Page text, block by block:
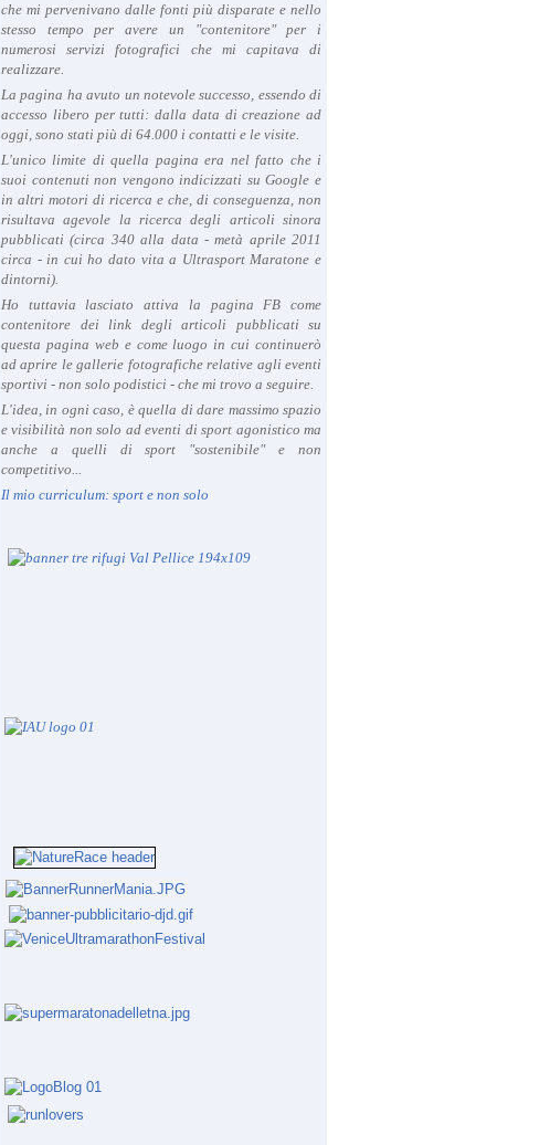
che mi pervenivano dalle fonti più disparate e nello
stesso tempo per avere un "contenitore" per i
numerosi servizi fotografici che mi capitava di
realizzare.
La pagina ha avuto un notevole successo, essendo di
accesso libero per tutti: dalla data di creazione ad
oggi, sono stati più di 64.000 i contatti e le visite.
L'unico limite di quella pagina era nel fatto che i
suoi contenuti non vengono indicizzati su Google e
in altri motori di ricerca e che, di conseguenza, non
risultava agevole la ricerca degli articoli sinora
pubblicati (circa 340 alla data - metà aprile 2011
circa - in cui ho dato vita a Ultrasport Maratone e
dintorni).
Ho tuttavia lasciato attiva la pagina FB come
contenitore dei link degli articoli pubblicati su
questa pagina web e come luogo in cui continuerò
ad aprire le gallerie fotografiche relative agli eventi
sportivi - non solo podistici - che mi trovo a seguire.
L'idea, in ogni caso, è quella di dare massimo spazio
e visibilità non solo ad eventi di sport agonistico ma
anche a quelli di sport "sostenibile" e non
competitivo...
Il mio curriculum: sport e non solo